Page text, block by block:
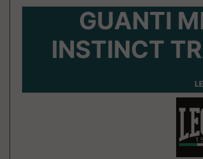
GUANTI
INSTINCT